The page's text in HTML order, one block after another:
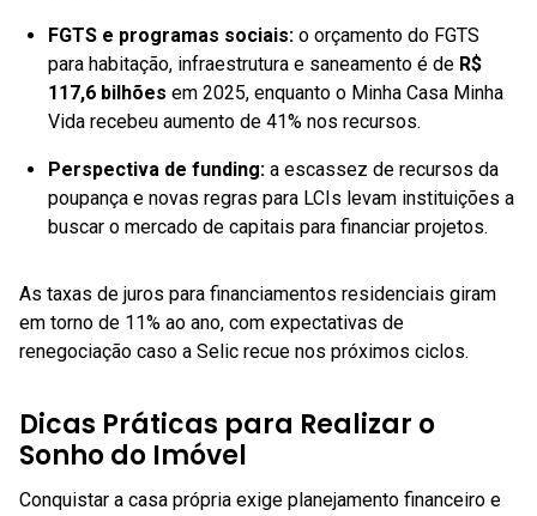
FGTS e programas sociais: o orçamento do FGTS
para habitação, infraestrutura e saneamento é de R$
117,6 bilhões em 2025, enquanto o Minha Casa Minha
Vida recebeu aumento de 41% nos recursos.
Perspectiva de funding: a escassez de recursos da
poupança e novas regras para LCIs levam instituições a
buscar o mercado de capitais para financiar projetos.
As taxas de juros para financiamentos residenciais giram
em torno de 11% ao ano, com expectativas de
renegociação caso a Selic recue nos próximos ciclos.
Dicas Práticas para Realizar o
Sonho do Imóvel
Conquistar a casa própria exige planejamento financeiro e